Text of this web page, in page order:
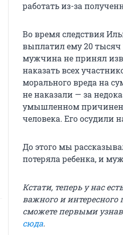
работать из-за
Во время следствия
выплатил ему 20 тысяч
мужчина не принял
наказать всех
морального вреда на
не наказали — за
умышленном
человека. Его осудили
До этого мы
потеряла ребенка, и
Кстати, теперь у нас
важного и
сможете первыми
сюда.